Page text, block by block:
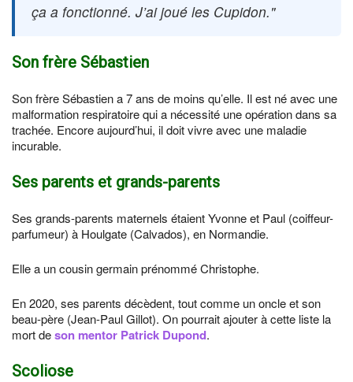
ça a fonctionné. J’ai joué les Cupidon.
Son frère Sébastien
Son frère Sébastien a 7 ans de moins qu’elle. Il est né avec une
malformation respiratoire qui a nécessité une opération dans sa
trachée. Encore aujourd’hui, il doit vivre avec une maladie
incurable.
Ses parents et grands-parents
Ses grands-parents maternels étaient Yvonne et Paul (coiffeur-
parfumeur) à Houlgate (Calvados), en Normandie.
Elle a un cousin germain prénommé Christophe.
En 2020, ses parents décèdent, tout comme un oncle et son
beau-père (Jean-Paul Gillot). On pourrait ajouter à cette liste la
mort deson mentor Patrick Dupond.
Scoliose